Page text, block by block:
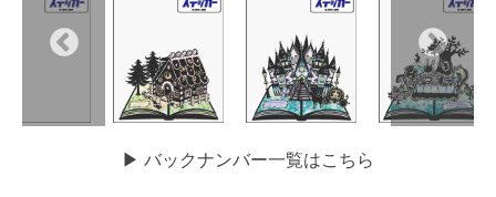
▶︎ バックナンバー一覧はこちら